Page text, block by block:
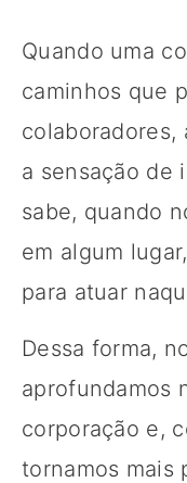
Quando uma
caminhos que
colaboradores,
a sensação de
sabe, quando
em algum
para atuar
Dessa forma,
aprofundamos
corporação e,
tornamos mais